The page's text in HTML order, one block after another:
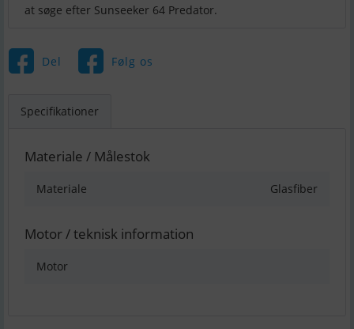
Del Følg os
Specifikationer
Materiale / Målestok
Materiale Glasfiber
Motor / teknisk information
Motor